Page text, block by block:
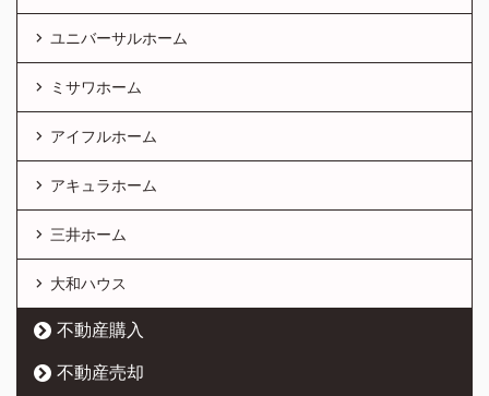
ユニバーサルホーム
ミサワホーム
アイフルホーム
アキュラホーム
三井ホーム
大和ハウス
不動産購入
不動産売却